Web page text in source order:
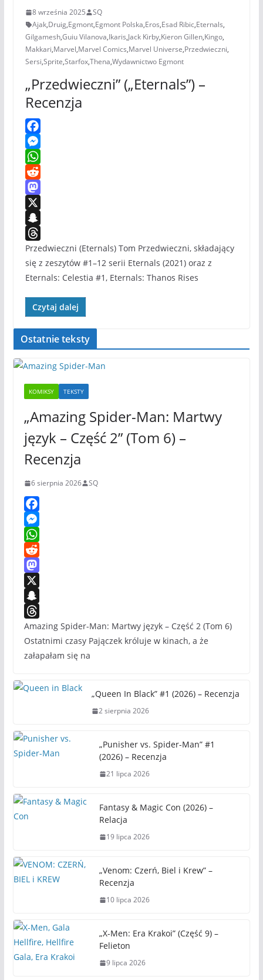
8 września 2025
SQ
Ajak,Druig,Egmont,Egmont Polska,Eros,Esad Ribic,Eternals,
Gilgamesh,Guiu Vilanova,Ikaris,Jack Kirby,Kieron Gillen,Kingo,
Makkari,Marvel,Marvel Comics,Marvel Universe,Przedwieczni,
Sersi,Sprite,Starfox,Thena,Wydawnictwo Egmont
„Przedwieczni” („Eternals”) –
Recenzja
F
a
c
e
b
o
o
k
M
e
s
s
e
n
g
e
r
W
h
a
t
s
A
p
p
R
e
d
d
i
t
M
a
s
t
o
d
o
X
S
n
a
p
c
t
T
h
r
e
s
Przedwieczni (Eternals) Tom Przedwieczni, składający
się z zeszytów #1–12 serii Eternals (2021) oraz z
Eternals: Celestia #1, Eternals: Thanos Rises
Czytaj dalej
Ostatnie teksty
KOMIKSY TEKSTY
„Amazing Spider-Man: Martwy
język – Część 2” (Tom 6) –
Recenzja
6 sierpnia 2026 SQ
F
a
c
e
b
o
o
k
M
e
s
s
e
n
g
e
r
W
h
a
t
s
A
p
p
R
e
d
d
i
t
M
a
s
t
o
d
n
X
S
n
a
p
h
T
h
r
a
Amazing Spider-Man: Martwy język – Część 2 (Tom 6)
Ostatnimi czasy Pajączek króluje w kinach, a że
załapałam się na
„Queen In Black” #1 (2026) – Recenzja
2 sierpnia 2026
„Punisher vs. Spider-Man” #1
(2026) – Recenzja
21 lipca 2026
Fantasy & Magic Con (2026) –
Relacja
19 lipca 2026
„Venom: Czerń, Biel i Krew” –
Recenzja
10 lipca 2026
„X-Men: Era Krakoi” (Część 9) –
Felieton
9 lipca 2026